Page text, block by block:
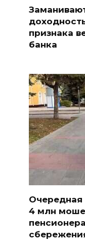
признака
банка
Очередная
4 млн